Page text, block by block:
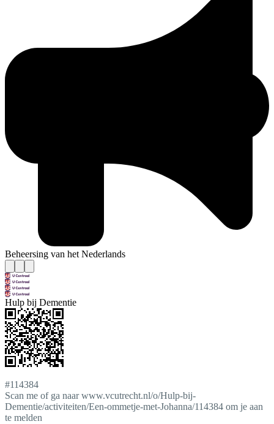
Beheersing van het Nederlands
Hulp bij Dementie
#114384
Scan me of ga naar www.vcutrecht.nl/o/Hulp-bij-
Dementie/activiteiten/Een-ommetje-met-Johanna/114384 om je aan
te melden